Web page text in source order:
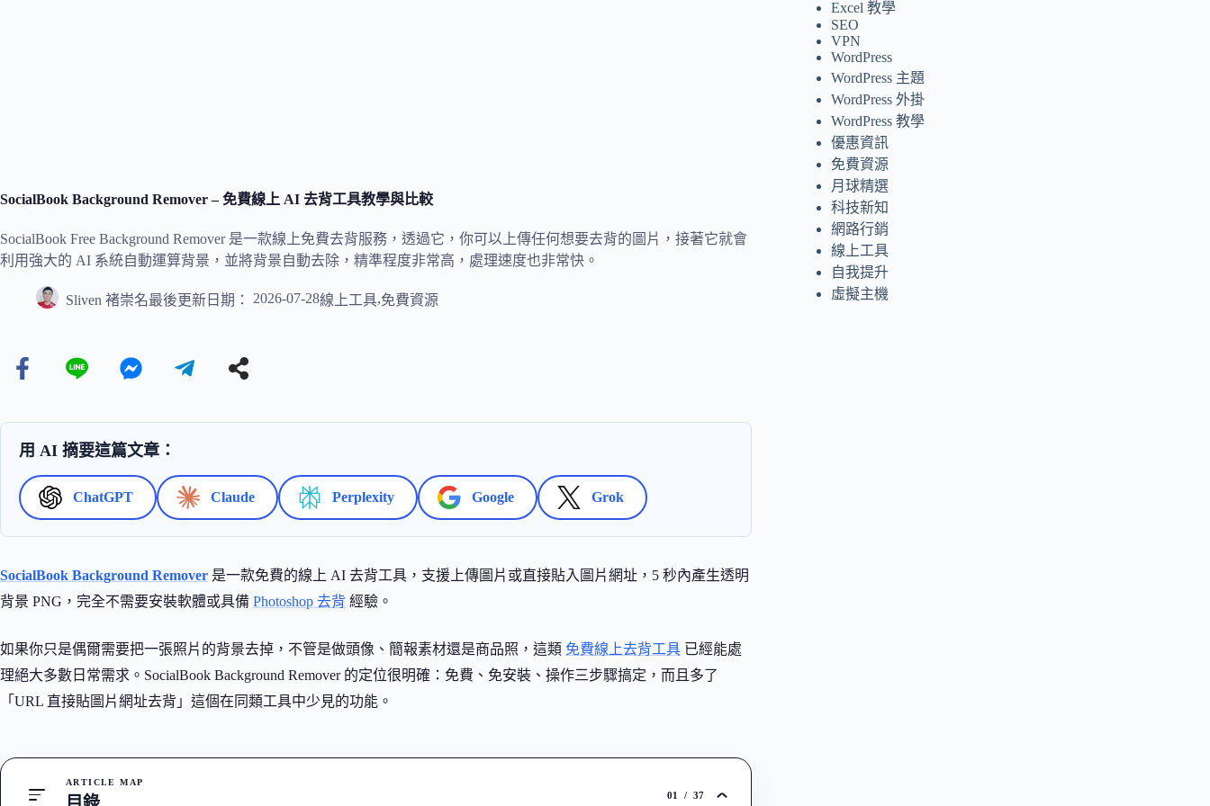
SocialBook Background Remover – 免費線上 AI 去背工具教學與比較
SocialBook Free Background Remover 是一款線上免費去背服務，透過它，你可以上傳任何想要去背的圖片，接著它就會
利用強大的 AI 系統自動運算背景，並將背景自動去除，精準程度非常高，處理速度也非常快。
Sliven 褚崇名最後更新日期： 2026-07-28線上工具,免費資源
用 AI 摘要這篇文章：
ChatGPT Claude Perplexity Google Grok
SocialBook Background Remover 是一款免費的線上 AI 去背工具，支援上傳圖片或直接貼入圖片網址，5 秒內產生透明
背景 PNG，完全不需要安裝軟體或具備 Photoshop 去背 經驗。
如果你只是偶爾需要把一張照片的背景去掉，不管是做頭像、簡報素材還是商品照，這類 免費線上去背工具 已經能處
理絕大多數日常需求。SocialBook Background Remover 的定位很明確：免費、免安裝、操作三步驟搞定，而且多了
「URL 直接貼圖片網址去背」這個在同類工具中少見的功能。
ARTICLE MAP
01 / 37
Excel 教學
SEO
VPN
WordPress
WordPress 主題
WordPress 外掛
WordPress 教學
優惠資訊
免費資源
月球精選
科技新知
網路行銷
線上工具
自我提升
虛擬主機